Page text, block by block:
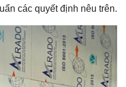
các quyết định nêu trên.